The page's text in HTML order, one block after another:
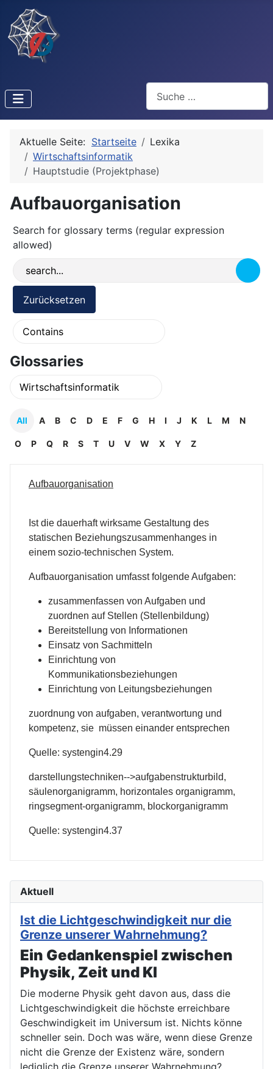
Aktuelle Seite: Startseite
Lexika
Wirtschaftsinformatik
Hauptstudie (Projektphase)
Aufbauorganisation
Search for glossary terms (regular expression
allowed)
Glossaries
All A B C D E F G H I J K L M N
O P Q R S T U V W X Y Z
Aufbauorganisation
Ist die dauerhaft wirksame Gestaltung des
statischen Beziehungszusammenhanges in
einem sozio-technischen System.
Aufbauorganisation umfasst folgende Aufgaben:
zusammenfassen von Aufgaben und
zuordnen auf Stellen (Stellenbildung)
Bereitstellung von Informationen
Einsatz von Sachmitteln
Einrichtung von
Kommunikationsbeziehungen
Einrichtung von Leitungsbeziehungen
zuordnung von aufgaben, verantwortung und
kompetenz, sie müssen einander entsprechen
Quelle: systengin4.29
darstellungstechniken-->aufgabenstrukturbild,
säulenorganigramm, horizontales organigramm,
ringsegment-organigramm, blockorganigramm
Quelle: systengin4.37
Aktuell
Ist die Lichtgeschwindigkeit nur die
Grenze unserer Wahrnehmung?
Ein Gedankenspiel zwischen
Physik, Zeit und KI
Die moderne Physik geht davon aus, dass die
Lichtgeschwindigkeit die höchste erreichbare
Geschwindigkeit im Universum ist. Nichts könne
schneller sein. Doch was wäre, wenn diese Grenze
nicht die Grenze der Existenz wäre, sondern